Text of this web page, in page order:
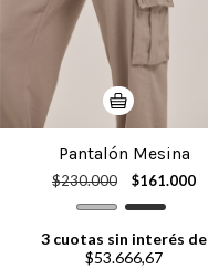
Pantalón Mesina
$230.000 $161.000
3 cuotas sin interés de
$53.666,67